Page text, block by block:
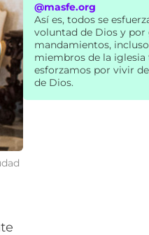
@masfe.org
Así es, todos se
voluntad de Dios y por
mandamientos,
miembros de la
esforzamos por vivir
de Dios.